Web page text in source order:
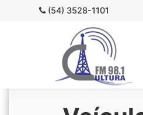
(54) 3528-1101